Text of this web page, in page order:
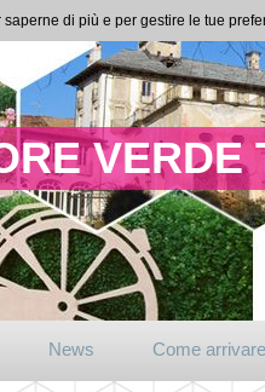
VERDE
News Come arrivare
di più e per gestire le tue